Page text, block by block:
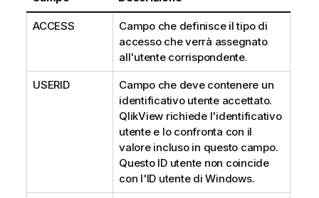
ACCESS
Campo che definisce il tipo di
accesso che verrà assegnato
all'utente corrispondente.
USERID
Campo che deve contenere un
identificativo utente accettato.
QlikView richiede l'identificativo
utente e lo confronta con il
valore incluso in questo campo.
Questo ID utente non coincide
con l'ID utente di Windows.